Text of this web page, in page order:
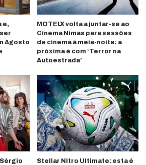
e,
Agosto
MOTELX volta a juntar-se ao
Cinema Nimas para sessões
de cinema à meia-noite: a
próxima é com ‘Terror na
Autoestrada’
Sérgio
Stellar Nitro Ultimate: esta é